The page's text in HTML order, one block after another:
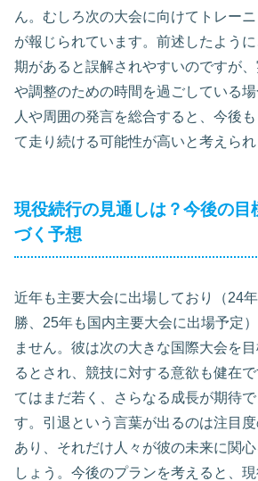
ん。むしろ次の大会に向けてトレー
が報じられています。前述したよう
期があると誤解されやすいのですが
や調整のための時間を過ごしている
人や周囲の発言を総合すると、今後
て走り続ける可能性が高いと考えられ
現役続行の見通しは？今後の目
づく予想
近年も主要大会に出場しており（24
勝、25年も国内主要大会に出場予定
ません。彼は次の大きな国際大会を
るとされ、競技に対する意欲も健在
てはまだ若く、さらなる成長が期待
す。引退という言葉が出るのは注目
あり、それだけ人々が彼の未来に関
しょう。今後のプランを考えると、